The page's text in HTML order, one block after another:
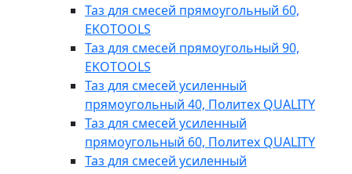
Таз для смесей прямоугольный 60,
EKOTOOLS
Таз для смесей прямоугольный 90,
EKOTOOLS
Таз для смесей усиленный
прямоугольный 40, Политех QUALITY
Таз для смесей усиленный
прямоугольный 60, Политех QUALITY
Таз для смесей усиленный